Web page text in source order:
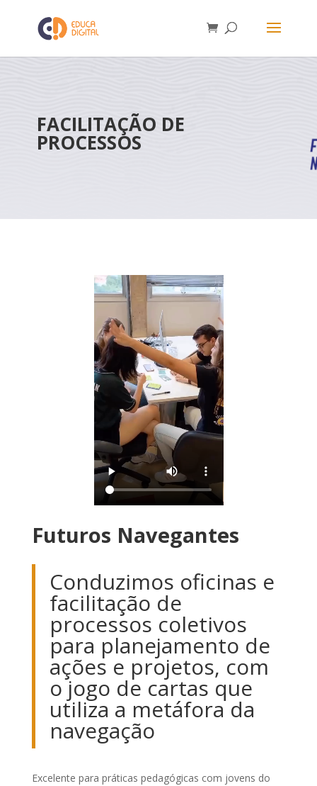
FACILITAÇÃO DE
PROCESSOS
Futuros Navegantes
Conduzimos oficinas e
facilitação de
processos coletivos
para planejamento de
ações e projetos, com
o jogo de cartas que
utiliza a metáfora da
navegação
Excelente para práticas pedagógicas com jovens do